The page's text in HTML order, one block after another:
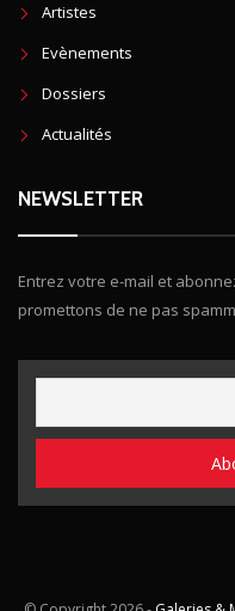
Artistes
Evènements
Dossiers
Actualités
NEWSLETTER
Entrez votre e-mail et
promettons de ne pas